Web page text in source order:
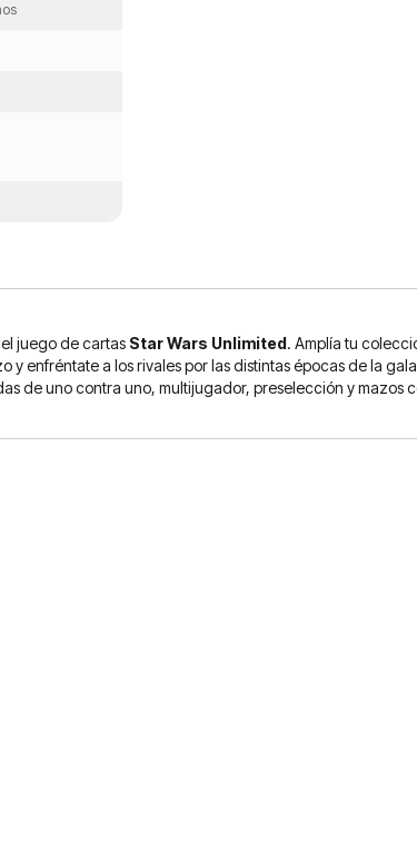
juego de cartas Star Wars Unlimited. Amplía tu
enfréntate a los rivales por las distintas épocas de la
de uno contra uno, multijugador, preselección y mazos